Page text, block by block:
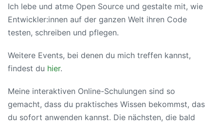
Ich lebe und atme Open Source und gestalte mit, wie
Entwickler:innen auf der ganzen Welt ihren Code
testen, schreiben und pflegen.
Weitere Events, bei denen du mich treffen kannst,
findest du hier.
Meine interaktiven Online-Schulungen sind so
gemacht, dass du praktisches Wissen bekommst, das
du sofort anwenden kannst. Die nächsten, die bald